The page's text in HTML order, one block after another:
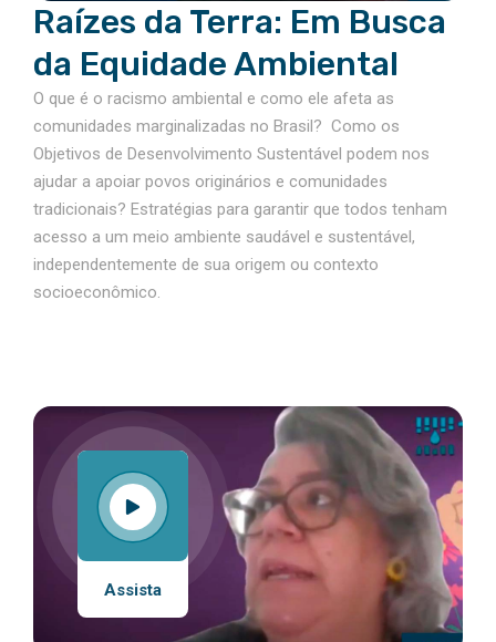
Raízes da Terra: Em Busca
da Equidade Ambiental
O que é o racismo ambiental e como ele afeta as
comunidades marginalizadas no Brasil? Como os
Objetivos de Desenvolvimento Sustentável podem nos
ajudar a apoiar povos originários e comunidades
tradicionais? Estratégias para garantir que todos tenham
acesso a um meio ambiente saudável e sustentável,
independentemente de sua origem ou contexto
socioeconômico.
Assista